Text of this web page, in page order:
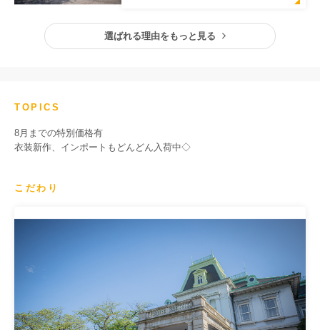
選ばれる理由をもっと見る
TOPICS
8月までの特別価格有
衣装新作、インポートもどんどん入荷中◇
こだわり